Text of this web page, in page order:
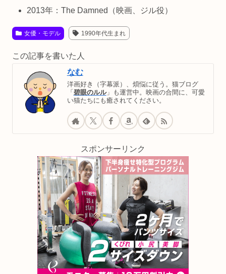
2013年：The Damned（映画、ジル役）
女優・モデル 1990年代生まれ
この記事を書いた人
なむ
洋画好き（字幕派）、煩悩に従う。猫ブログ
「 碧眼のルル」も運営中。映画の合間に、可愛
い猫たちにも癒されてください。
スポンサーリンク